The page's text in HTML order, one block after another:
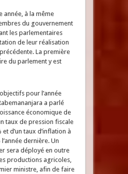
année, à la même
du gouvernement
les parlementaires
de leur réalisation
La première
du parlement y est
pour l’année
a parlé
économique de
taux de pression fiscale
d’un taux d’inflation à
dernière. Un
sera déployé en outre
productions agricoles,
ministre, afin de faire